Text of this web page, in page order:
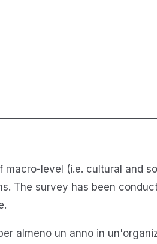
level (i.e. cultural and
The survey has been
almeno un anno in